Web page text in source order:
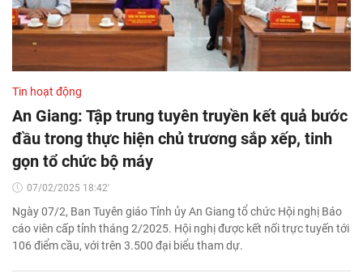
Tin hoạt động
An Giang: Tập trung tuyên truyền kết quả bước
đầu trong thực hiện chủ trương sắp xếp, tinh
gọn tổ chức bộ máy
07/02/2025 18:42'
Ngày 07/2, Ban Tuyên giáo Tỉnh ủy An Giang tổ chức Hội nghị Báo
cáo viên cấp tỉnh tháng 2/2025. Hội nghị được kết nối trực tuyến tới
106 điểm cầu, với trên 3.500 đại biểu tham dự.